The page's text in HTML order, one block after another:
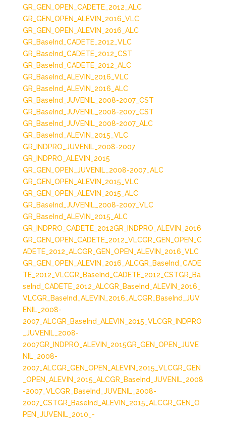
GR_GEN_OPEN_CADETE_2012_ALC
GR_GEN_OPEN_ALEVIN_2016_VLC
GR_GEN_OPEN_ALEVIN_2016_ALC
GR_BaseInd_CADETE_2012_VLC
GR_BaseInd_CADETE_2012_CST
GR_BaseInd_CADETE_2012_ALC
GR_BaseInd_ALEVIN_2016_VLC
GR_BaseInd_ALEVIN_2016_ALC
GR_BaseInd_JUVENIL_2008-2007_CST
GR_BaseInd_JUVENIL_2008-2007_CST
GR_BaseInd_JUVENIL_2008-2007_ALC
GR_BaseInd_ALEVIN_2015_VLC
GR_INDPRO_JUVENIL_2008-2007
GR_INDPRO_ALEVIN_2015
GR_GEN_OPEN_JUVENIL_2008-2007_ALC
GR_GEN_OPEN_ALEVIN_2015_VLC
GR_GEN_OPEN_ALEVIN_2015_ALC
GR_BaseInd_JUVENIL_2008-2007_VLC
GR_BaseInd_ALEVIN_2015_ALC
GR_INDPRO_CADETE_2012GR_INDPRO_ALEVIN_2016
GR_GEN_OPEN_CADETE_2012_VLCGR_GEN_OPEN_C
ADETE_2012_ALCGR_GEN_OPEN_ALEVIN_2016_VLC
GR_GEN_OPEN_ALEVIN_2016_ALCGR_BaseInd_CADE
TE_2012_VLCGR_BaseInd_CADETE_2012_CSTGR_Ba
seInd_CADETE_2012_ALCGR_BaseInd_ALEVIN_2016_
VLCGR_BaseInd_ALEVIN_2016_ALCGR_BaseInd_JUV
ENIL_2008-
2007_ALCGR_BaseInd_ALEVIN_2015_VLCGR_INDPRO
_JUVENIL_2008-
2007GR_INDPRO_ALEVIN_2015GR_GEN_OPEN_JUVE
NIL_2008-
2007_ALCGR_GEN_OPEN_ALEVIN_2015_VLCGR_GEN
_OPEN_ALEVIN_2015_ALCGR_BaseInd_JUVENIL_2008
-2007_VLCGR_BaseInd_JUVENIL_2008-
2007_CSTGR_BaseInd_ALEVIN_2015_ALCGR_GEN_O
PEN_JUVENIL_2010_-